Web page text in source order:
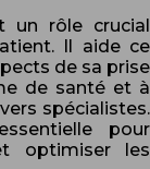
un rôle crucial
Il aide ce
de sa prise
de santé et à
spécialistes.
pour
optimiser les